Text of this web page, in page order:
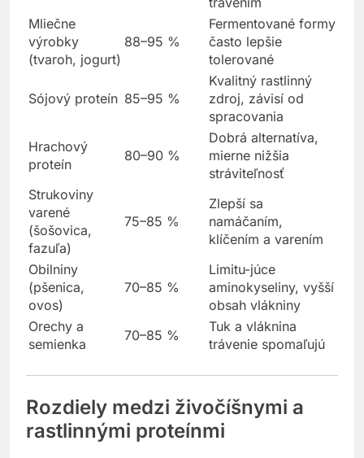
Mliečne
výrobky
(tvaroh, jogurt)
88–95 %
Fermentované formy
často lepšie
tolerované
Sójový proteín 85–95 %
Kvalitný rastlinný
zdroj, závisí od
spracovania
Hrachový
proteín
80–90 %
Dobrá alternatíva,
mierne nižšia
stráviteľnosť
Strukoviny
varené
(šošovica,
fazuľa)
75–85 %
Zlepší sa
namáčaním,
klíčením a varením
Obilniny
(pšenica,
ovos)
70–85 %
Limitu-júce
aminokyseliny, vyšší
obsah vlákniny
Orechy a
semienka
70–85 %
Tuk a vláknina
trávenie spomaľujú
Rozdiely medzi živočíšnymi a
rastlinnými proteínmi